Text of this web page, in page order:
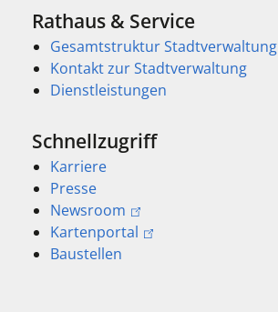
Rathaus & Service
Gesamtstruktur Stadtverwaltung
Kontakt zur Stadtverwaltung
Dienstleistungen
Schnellzugriff
Karriere
Presse
Newsroom
Kartenportal
Baustellen